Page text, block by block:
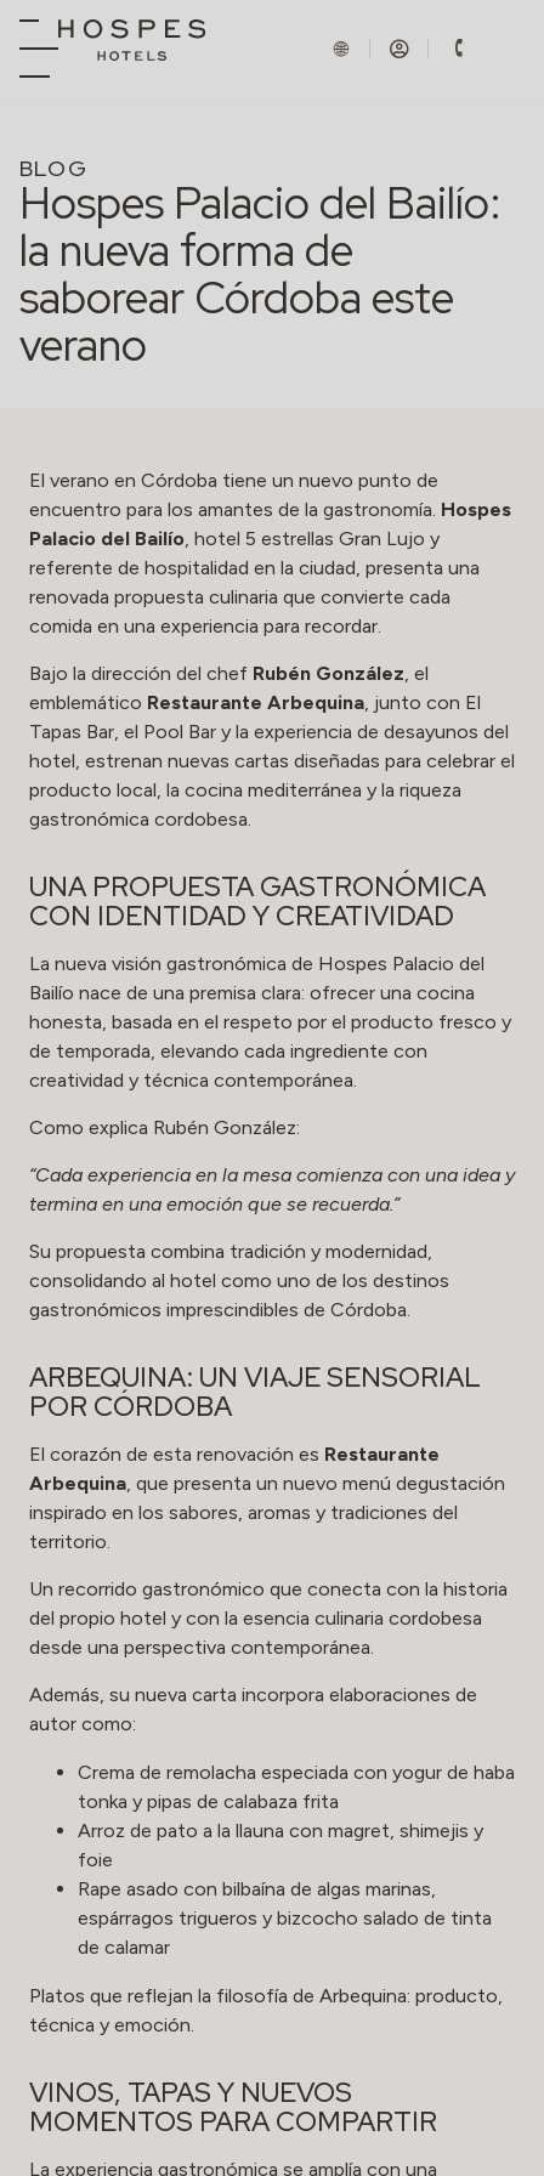
BLOG
Hospes Palacio del Bailío:
la nueva forma de
saborear Córdoba este
verano
El verano en Córdoba tiene un nuevo punto de
encuentro para los amantes de la gastronomía. Hospes
Palacio del Bailío, hotel 5 estrellas Gran Lujo y
referente de hospitalidad en la ciudad, presenta una
renovada propuesta culinaria que convierte cada
comida en una experiencia para recordar.
Bajo la dirección del chef Rubén González, el
emblemático Restaurante Arbequina, junto con El
Tapas Bar, el Pool Bar y la experiencia de desayunos del
hotel, estrenan nuevas cartas diseñadas para celebrar el
producto local, la cocina mediterránea y la riqueza
gastronómica cordobesa.
UNA PROPUESTA GASTRONÓMICA
CON IDENTIDAD Y CREATIVIDAD
La nueva visión gastronómica de Hospes Palacio del
Bailío nace de una premisa clara: ofrecer una cocina
honesta, basada en el respeto por el producto fresco y
de temporada, elevando cada ingrediente con
creatividad y técnica contemporánea.
Como explica Rubén González:
“Cada experiencia en la mesa comienza con una idea y
termina en una emoción que se recuerda.”
Su propuesta combina tradición y modernidad,
consolidando al hotel como uno de los destinos
gastronómicos imprescindibles de Córdoba.
ARBEQUINA: UN VIAJE SENSORIAL
POR CÓRDOBA
El corazón de esta renovación es Restaurante
Arbequina, que presenta un nuevo menú degustación
inspirado en los sabores, aromas y tradiciones del
territorio.
Un recorrido gastronómico que conecta con la historia
del propio hotel y con la esencia culinaria cordobesa
desde una perspectiva contemporánea.
Además, su nueva carta incorpora elaboraciones de
autor como:
Crema de remolacha especiada con yogur de haba
tonka y pipas de calabaza frita
Arroz de pato a la llauna con magret, shimejis y
foie
Rape asado con bilbaína de algas marinas,
espárragos trigueros y bizcocho salado de tinta
de calamar
Platos que reflejan la filosofía de Arbequina: producto,
técnica y emoción.
VINOS, TAPAS Y NUEVOS
MOMENTOS PARA COMPARTIR
La experiencia gastronómica se amplía con una